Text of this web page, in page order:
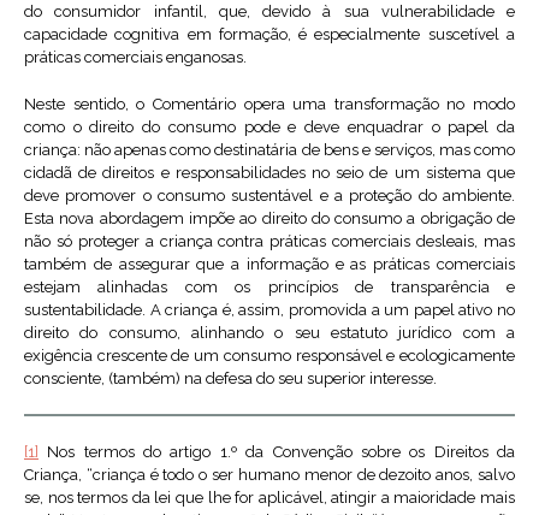
do consumidor infantil, que, devido à sua vulnerabilidade e
capacidade cognitiva em formação, é especialmente suscetível a
práticas comerciais enganosas.
Neste sentido, o Comentário opera uma transformação no modo
como o direito do consumo pode e deve enquadrar o papel da
criança: não apenas como destinatária de bens e serviços, mas como
cidadã de direitos e responsabilidades no seio de um sistema que
deve promover o consumo sustentável e a proteção do ambiente.
Esta nova abordagem impõe ao direito do consumo a obrigação de
não só proteger a criança contra práticas comerciais desleais, mas
também de assegurar que a informação e as práticas comerciais
estejam alinhadas com os princípios de transparência e
sustentabilidade. A criança é, assim, promovida a um papel ativo no
direito do consumo, alinhando o seu estatuto jurídico com a
exigência crescente de um consumo responsável e ecologicamente
consciente, (também) na defesa do seu superior interesse.
[1]
Nos termos do artigo 1.º da Convenção sobre os Direitos da
Criança, “criança é todo o ser humano menor de dezoito anos, salvo
se, nos termos da lei que lhe for aplicável, atingir a maioridade mais